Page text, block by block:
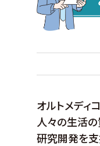
オルトメディ
人々の生活の
研究開発を支